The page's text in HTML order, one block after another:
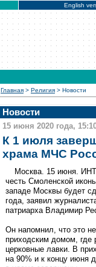
English
Главная > Религия > Новости
Новости
15 июня 2020 года,
К 1 июля
храма МЧС
Москва. 15 июня.
честь Смоленской
западе Москвы будет
года, заявил
патриарха Владимир
Он напомнил, что это
приходским домом, где
церковные лавки. В
на 90% и к концу июня